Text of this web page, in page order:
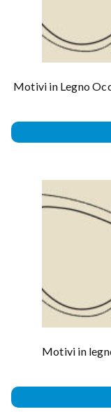
Motivi in Legno
Motivi in